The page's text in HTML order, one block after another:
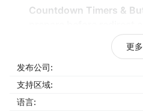
Countdown Timers &
parameters for better
Why Choose Country
Provide a tailored
更多
发布公司:
支持区域:
语言: